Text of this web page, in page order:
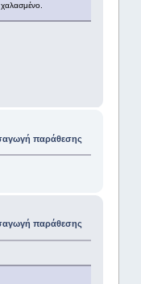
παράθεσης
παράθεσης